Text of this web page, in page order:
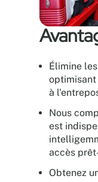
Élimine
optimisant
à
Nous
est
accès
Obtenez